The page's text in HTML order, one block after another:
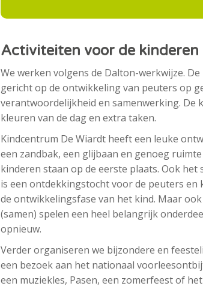
Activiteiten voor de kinderen
We werken volgens de Dalton-werkwijze.
gericht op de ontwikkeling van peuters op
verantwoordelijkheid en samenwerking.
kleuren van de dag en extra taken.
Kindcentrum De Wiardt heeft een leuke
een zandbak, een glijbaan en genoeg
kinderen staan op de eerste plaats. Ook
is een ontdekkingstocht voor de peuters en
de ontwikkelingsfase van het kind. Maar
(samen) spelen een heel belangrijk
opnieuw.
Verder organiseren we bijzondere en
een bezoek aan het nationaal
een muziekles, Pasen, een zomerfeest of